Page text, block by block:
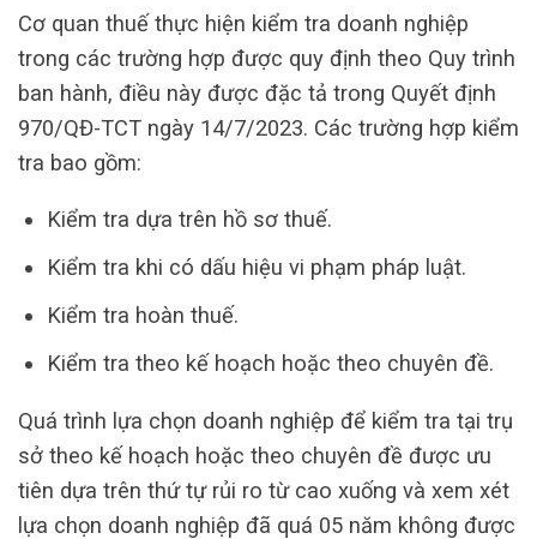
Cơ quan thuế thực hiện kiểm tra doanh nghiệp
trong các trường hợp được quy định theo Quy trình
ban hành, điều này được đặc tả trong Quyết định
970/QĐ-TCT ngày 14/7/2023. Các trường hợp kiểm
tra bao gồm:
Kiểm tra dựa trên hồ sơ thuế.
Kiểm tra khi có dấu hiệu vi phạm pháp luật.
Kiểm tra hoàn thuế.
Kiểm tra theo kế hoạch hoặc theo chuyên đề.
Quá trình lựa chọn doanh nghiệp để kiểm tra tại trụ
sở theo kế hoạch hoặc theo chuyên đề được ưu
tiên dựa trên thứ tự rủi ro từ cao xuống và xem xét
lựa chọn doanh nghiệp đã quá 05 năm không được